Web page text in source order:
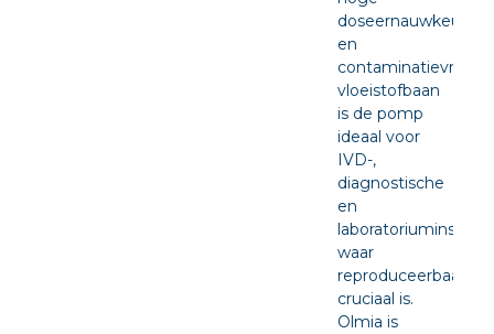
en
contaminatievrije
vloeistofbaan
is de pomp
ideaal voor
IVD-,
diagnostische
en
waar
cruciaal is.
Olmia is